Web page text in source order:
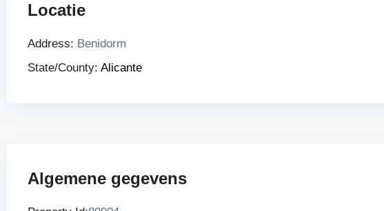
Locatie
Address: Benidorm
State/County: Alicante
Algemene gegevens